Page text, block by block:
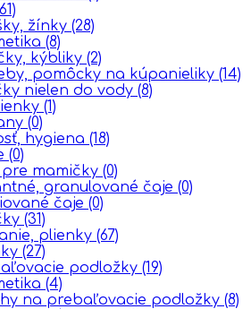
žínky (28)
(8)
kýbliky (2)
pomôcky na kúpanieliky (14)
nielen do vody (8)
(1)
(0)
hygiena (18)
(0)
pre mamičky (0)
granulované čaje (0)
čaje (0)
(31)
plienky (67)
(27)
podložky (19)
(4)
na prebaľovacie podložky (8)